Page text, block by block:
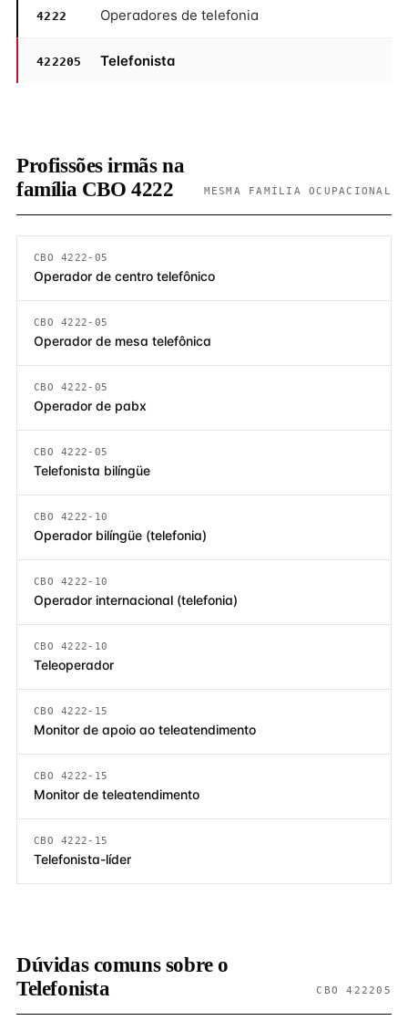
4222 Operadores de telefonia
422205 Telefonista
Profissões irmãs na
família CBO 4222
MESMA FAMÍLIA OCUPACIONAL
CBO 4222-05
Operador de centro telefônico
CBO 4222-05
Operador de mesa telefônica
CBO 4222-05
Operador de pabx
CBO 4222-05
Telefonista bilíngüe
CBO 4222-10
Operador bilíngüe (telefonia)
CBO 4222-10
Operador internacional (telefonia)
CBO 4222-10
Teleoperador
CBO 4222-15
Monitor de apoio ao teleatendimento
CBO 4222-15
Monitor de teleatendimento
CBO 4222-15
Telefonista-líder
Dúvidas comuns sobre o
Telefonista
CBO 422205